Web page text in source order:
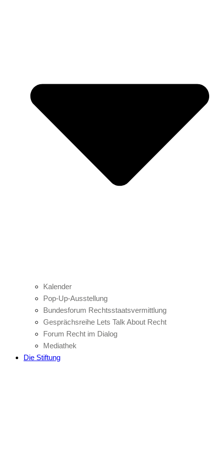
Kalender
Pop-Up-Ausstellung
Bundesforum Rechtsstaatsvermittlung
Gesprächsreihe Lets Talk About Recht
Forum Recht im Dialog
Mediathek
Die Stiftung